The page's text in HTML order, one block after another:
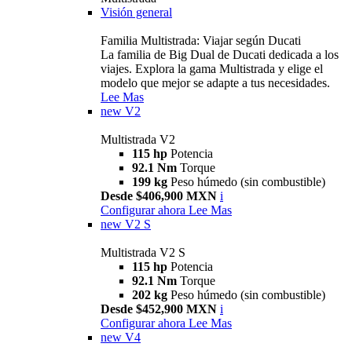
Visión general
Familia Multistrada: Viajar según Ducati
La familia de Big Dual de Ducati dedicada a los
viajes. Explora la gama Multistrada y elige el
modelo que mejor se adapte a tus necesidades.
Lee Mas
new V2
Multistrada V2
115 hp Potencia
92.1 Nm Torque
199 kg Peso húmedo (sin combustible)
Desde $406,900 MXN i
Configurar ahora Lee Mas
new V2 S
Multistrada V2 S
115 hp Potencia
92.1 Nm Torque
202 kg Peso húmedo (sin combustible)
Desde $452,900 MXN i
Configurar ahora Lee Mas
new V4